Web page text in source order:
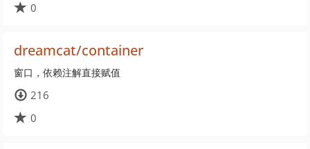
0
dreamcat/container
窗口，依赖注解直接赋值
216
0